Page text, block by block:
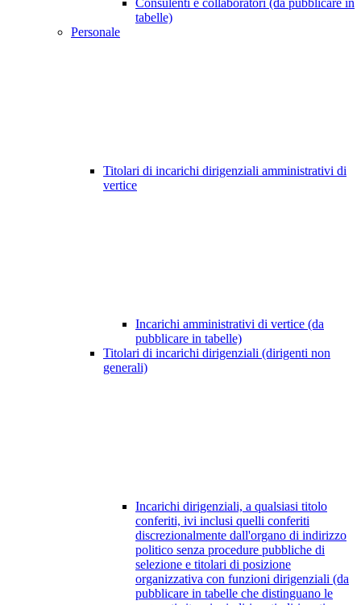
Consulenti e collaboratori (da pubblicare in
tabelle)
Personale
Titolari di incarichi dirigenziali amministrativi di
vertice
Incarichi amministrativi di vertice (da
pubblicare in tabelle)
Titolari di incarichi dirigenziali (dirigenti non
generali)
Incarichi dirigenziali, a qualsiasi titolo
conferiti, ivi inclusi quelli conferiti
discrezionalmente dall'organo di indirizzo
politico senza procedure pubbliche di
selezione e titolari di posizione
organizzativa con funzioni dirigenziali (da
pubblicare in tabelle che distinguano le